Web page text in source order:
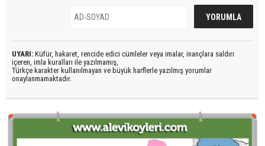
UYARI: Küfür, hakaret, rencide edici cümleler veya imalar, inançlara saldırı
içeren, imla kuralları ile yazılmamış,
Türkçe karakter kullanılmayan ve büyük harflerle yazılmış yorumlar
onaylanmamaktadır.